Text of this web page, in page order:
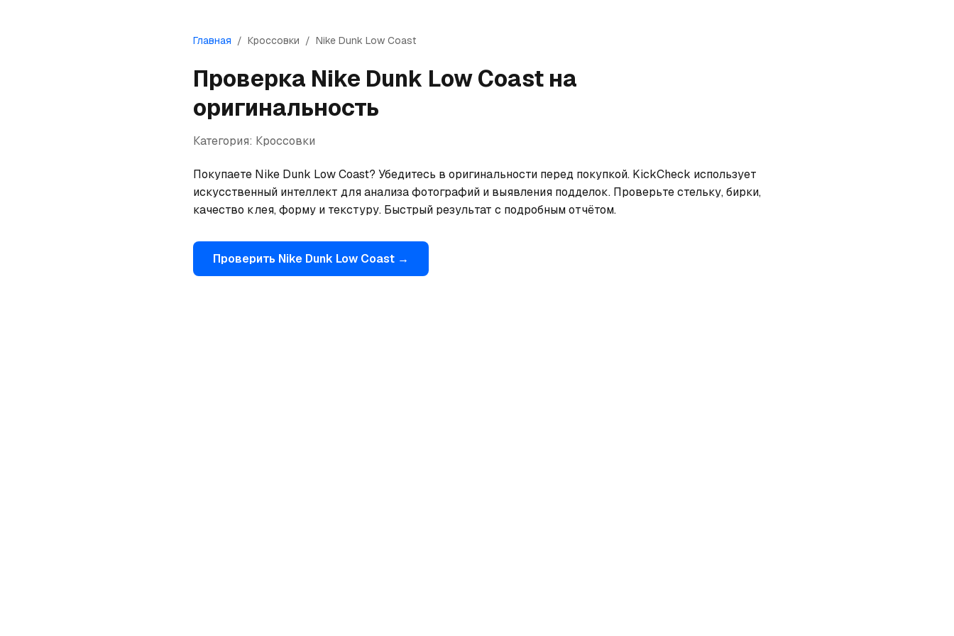
Главная / Кроссовки / Nike Dunk Low Coast
Проверка Nike Dunk Low Coast на
оригинальность
Категория: Кроссовки
Покупаете Nike Dunk Low Coast? Убедитесь в оригинальности перед покупкой. KickCheck использует
искусственный интеллект для анализа фотографий и выявления подделок. Проверьте стельку, бирки,
качество клея, форму и текстуру. Быстрый результат с подробным отчётом.
Проверить Nike Dunk Low Coast →